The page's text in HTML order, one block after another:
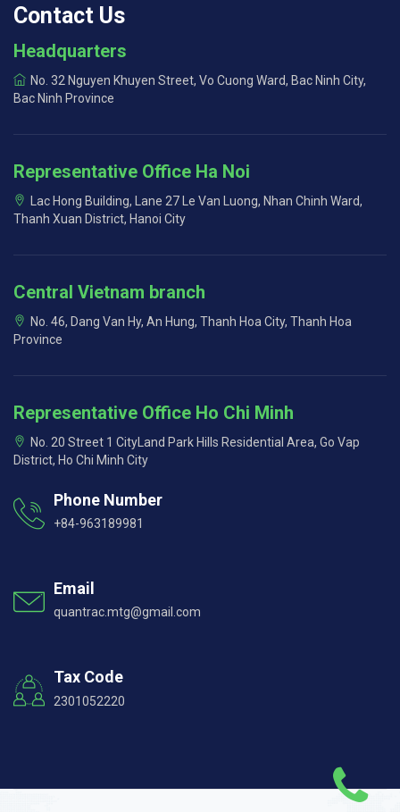
Contact Us
Headquarters
No. 32 Nguyen Khuyen Street, Vo Cuong Ward, Bac Ninh City,
Bac Ninh Province
Representative Office Ha Noi
Lac Hong Building, Lane 27 Le Van Luong, Nhan Chinh Ward,
Thanh Xuan District, Hanoi City
Central Vietnam branch
No. 46, Dang Van Hy, An Hung, Thanh Hoa City, Thanh Hoa
Province
Representative Office Ho Chi Minh
No. 20 Street 1 CityLand Park Hills Residential Area, Go Vap
District, Ho Chi Minh City
Phone Number
+84-963189981
Email
quantrac.mtg@gmail.com
Tax Code
2301052220